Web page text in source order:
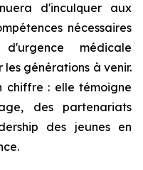
d'inculquer aux
nécessaires
médicale
générations à venir.
chiffre : elle témoigne
des partenariats
des jeunes en